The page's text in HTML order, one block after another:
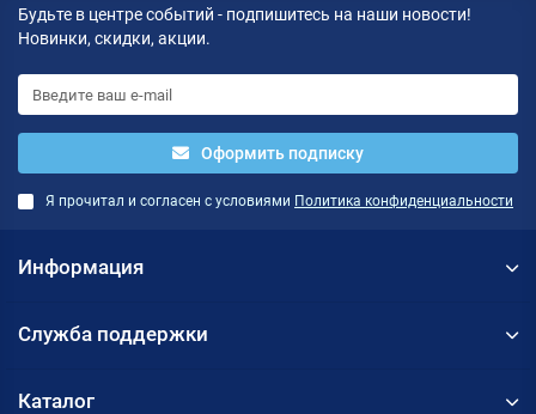
Будьте в центре событий - подпишитесь на наши новости!
Новинки, скидки, акции.
Оформить подписку
Я прочитал и согласен с условиями Политика конфиденциальности
Информация
Служба поддержки
Каталог